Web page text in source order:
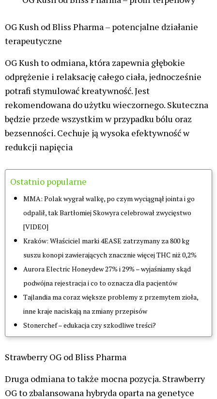
OG Kush od Bliss Pharma – potencjalne działanie
terapeutyczne
OG Kush to odmiana, która zapewnia głębokie
odprężenie i relaksację całego ciała, jednocześnie
potrafi stymulować kreatywność. Jest
rekomendowana do użytku wieczornego. Skuteczna
będzie przede wszystkim w przypadku bólu oraz
bezsenności. Cechuje ją wysoka efektywność w
redukcji napięcia
Ostatnio popularne
MMA: Polak wygrał walkę, po czym wyciągnął jointa i go
odpalił, tak Bartłomiej Skowyra celebrował zwycięstwo
[VIDEO]
Kraków: Właściciel marki 4EASE zatrzymany za 800 kg
suszu konopi zawierających znacznie więcej THC niż 0,2%
Aurora Electric Honeydew 27% i 29% – wyjaśniamy skąd
podwójna rejestracja i co to oznacza dla pacjentów
Tajlandia ma coraz większe problemy z przemytem zioła,
inne kraje naciskają na zmiany przepisów
Stonerchef – edukacja czy szkodliwe treści?
Strawberry OG od Bliss Pharma
Druga odmiana to także mocna pozycja. Strawberry
OG to zbalansowana hybryda oparta na genetyce